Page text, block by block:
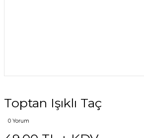
Toptan Işıklı Taç
0 Yorum